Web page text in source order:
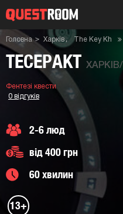
Головна Харків The Key Kh
Квест-кімната Тесеракт
ТЕСЕРАКТ ХАРКІВ/
Фентезі квести
0 відгуків
2-6 люд
від 400 грн
60 хвилин
13+